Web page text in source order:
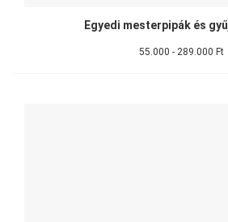
Egyedi mesterpipák és
55.000 - 289.000 Ft